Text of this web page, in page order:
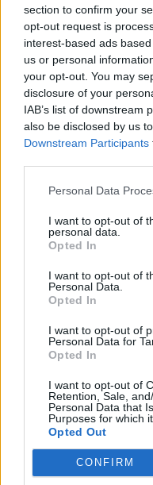
section to confirm your
opt-out request is
interest-based ads
us or personal
your opt-out. You may
disclosure of your
IAB’s list of downstream
also be disclosed by us
Downstream Participants
Personal Data
I want to opt-out of
personal data.
Opted In
I want to opt-out of
Personal Data.
Opted In
I want to opt-out of
Personal Data for
Opted In
I want to opt-out of
Retention, Sale,
Personal Data that
Purposes for which
Opted Out
CONFIRM
Remek eredménnyel
csíkszeredai
legjobb romániai férfi
bronzérmes lett az
24 ÓRA
Két FK-játékos
16:22
focibajnokság új
Nem kell senkinek
indítja a
Corbu góljától
válogatott meghívót
12:36
Új korszak a Sepsi
jövő csapata